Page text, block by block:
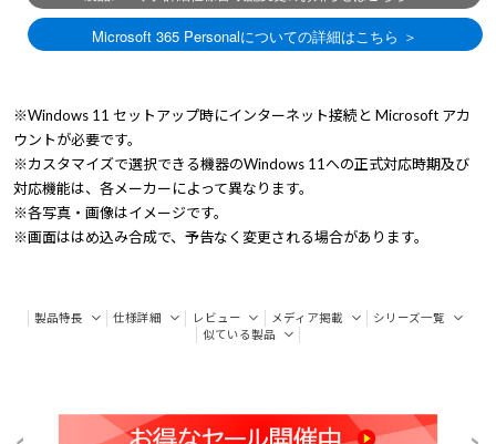
※Windows 11 セットアップ時にインターネット接続と Microsoft アカ
ウントが必要です。
※カスタマイズで選択できる機器のWindows 11への正式対応時期及び
対応機能は、各メーカーによって異なります。
※各写真・画像はイメージです。
※画面ははめ込み合成で、予告なく変更される場合があります。
製品特長 仕様詳細 レビュー メディア掲載
シリーズ一覧
似ている製品